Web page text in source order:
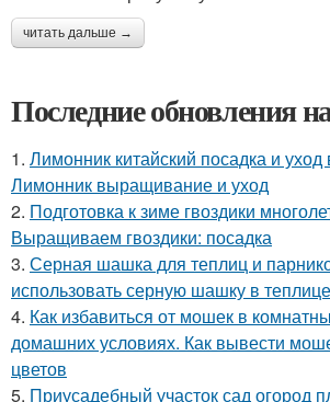
читать дальше →
Последние обновления
1. Лимонник китайский посадка и уход
Лимонник выращивание и уход
2. Подготовка к зиме гвоздики
Выращиваем гвоздики: посадка
3. Серная шашка для теплиц и
использовать серную шашку в теплице
4. Как избавиться от мошек в
домашних условиях. Как вывести
цветов
5. Приусадебный участок сад огород